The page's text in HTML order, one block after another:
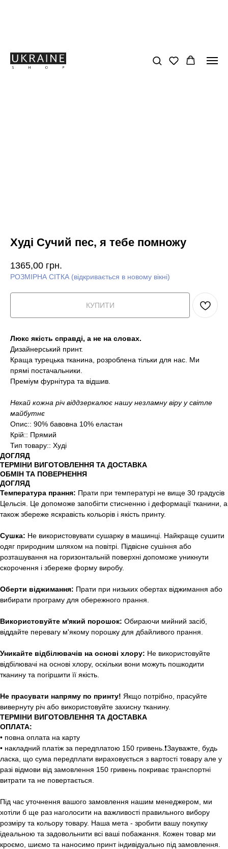
Худі Сучий пес, я тебе помножу
1365,00 грн.
РОЗМІРНА СІТКА (відкривається в новому вікні)
КУПИТИ
Люкс якість справді, а не на словах.
Дизайнерський принт.
Краща турецька тканина, розроблена тільки для нас. Ми
прямі постачальники.
Преміум фурнітура та відшив.
Нехай кожна річ віддзеркалює нашу незламну віру у світле
майбутнє
Опис:: 90% бавовна 10% еластан
Крій:: Прямий
Тип товару:: Худі
ДОГЛЯД
ТЕРМІНИ ВИГОТОВЛЕННЯ ТА ДОСТАВКА
ОБМІН ТА ПОВЕРНЕННЯ
ДОГЛЯД
Температура прання: Прати при температурі не вище 30 градусів
Цельсія. Це допоможе запобігти стисненню і деформації тканини, а
також збереже яскравість кольорів і якість принту.
Сушка: Не використовувати сушарку в машинці. Найкраще сушити
одяг природним шляхом на повітрі. Підвісне сушіння або
розташування на горизонтальній поверхні допоможе уникнути
скорочення і збереже форму виробу.
Оберти віджимання: Прати при низьких обертах віджимання або
вибирати програму для обережного прання.
Використовуйте м'який порошок: Обираючи мийний засіб,
віддайте перевагу м'якому порошку для дбайливого прання.
Уникайте відбілювачів на основі хлору: Не використовуйте
відбілювачі на основі хлору, оскільки вони можуть пошкодити
тканину та погіршити її якість.
Не прасувати напряму по принту! Якщо потрібно, прасуйте
вивернуту річ або використовуйте захисну тканину.
ТЕРМІНИ ВИГОТОВЛЕННЯ ТА ДОСТАВКА
ОПЛАТА:
• повна оплата на карту
• накладний платіж за передплатою 150 гривень.❗️Зауважте, будь
ласка, що сума передплати вираховується з вартості товару але у
разі відмови від замовлення 150 гривень покриває транспортні
витрати та не повертається.
Під час уточнення вашого замовлення нашим менеджером, ми
хотіли б ще раз наголосити на важливості правильного вибору
розміру та кольору товару. Наша мета - зробити вашу покупку
ідеальною та задовольнити всі ваші побажання. Кожен товар ми
кроємо, шиємо та наносимо принт індивідуально під замовлення.